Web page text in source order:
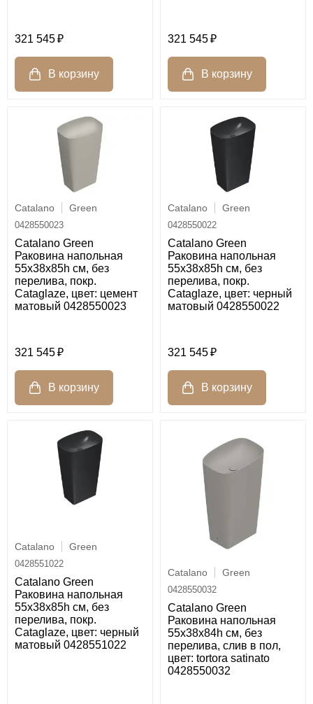
321 545 321 545
Catalano Green
0428550023
Catalano Green
Раковина напольная
55x38x85h см, без
перелива, покр.
Cataglaze, цвет: цемент
матовый 0428550023
321 545
Catalano Green
0428550022
Catalano Green
Раковина напольная
55x38x85h см, без
перелива, покр.
Cataglaze, цвет: черный
матовый 0428550022
321 545
Catalano Green
0428551022
Catalano Green
Раковина напольная
55x38x85h см, без
перелива, покр.
Cataglaze, цвет: черный
матовый 0428551022
Catalano Green
0428550032
Catalano Green
Раковина напольная
55х38х84h см, без
перелива, слив в пол,
цвет: tortora satinato
0428550032